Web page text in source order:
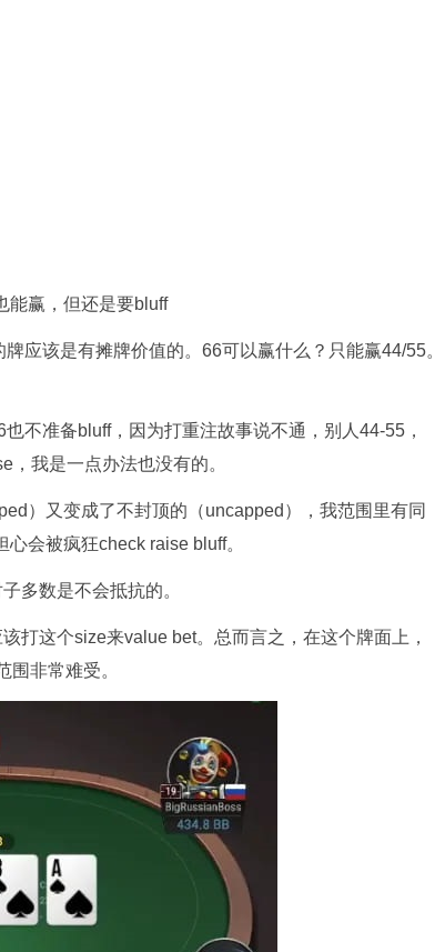
应该是有摊牌价值的。66可以赢什么？只能赢44/55。
不准备bluff，因为打重注故事说不通，别人44-55，
我是一点办法也没有的。
）又变成了不封顶的（uncapped），我范围里有同
会被疯狂check raise bluff。
多数是不会抵抗的。
打这个size来value bet。总而言之，在这个牌面上，
非常难受。